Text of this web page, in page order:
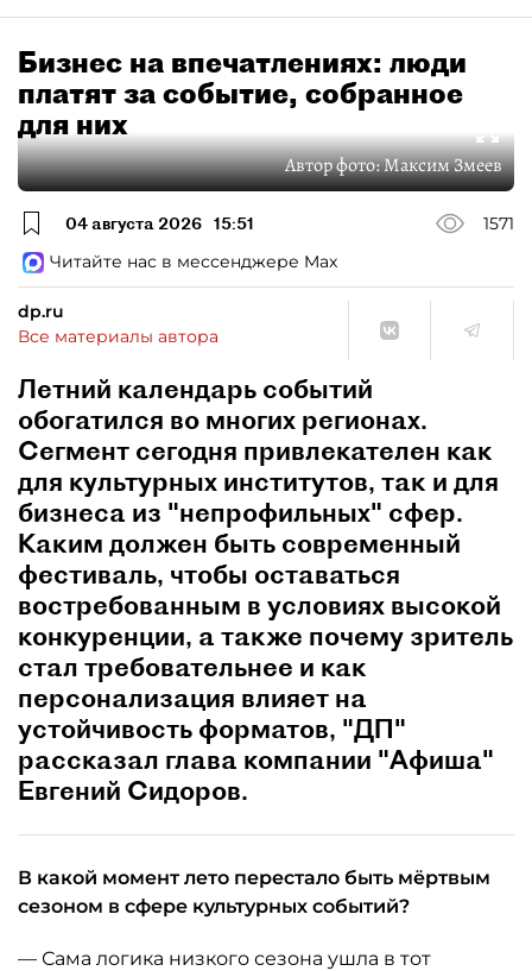
Бизнес на впечатлениях: люди
платят за событие, собранное
для них
Автор фото:Максим Змеев
04 августа 2026 15:51
1571
Читайте нас в мессенджере Max
dp.ru
Все материалы автора
Летний календарь событий
обогатился во многих регионах.
Сегмент сегодня привлекателен как
для культурных институтов, так и для
бизнеса из "непрофильных" сфер.
Каким должен быть современный
фестиваль, чтобы оставаться
востребованным в условиях высокой
конкуренции, а также почему зритель
стал требовательнее и как
персонализация влияет на
устойчивость форматов, "ДП"
рассказал глава компании "Афиша"
Евгений Сидоров.
В какой момент лето перестало быть мёртвым
сезоном в сфере культурных событий?
— Сама логика низкого сезона ушла в тот